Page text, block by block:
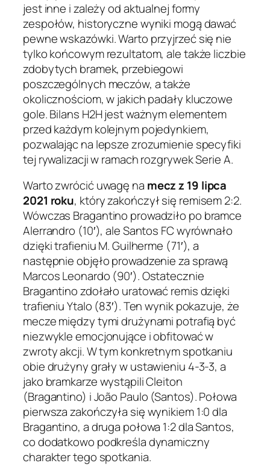
jest inne i zależy od aktualnej formy
zespołów, historyczne wyniki mogą dawać
pewne wskazówki. Warto przyjrzeć się nie
tylko końcowym rezultatom, ale także liczbie
zdobytych bramek, przebiegowi
poszczególnych meczów, a także
okolicznościom, w jakich padały kluczowe
gole. Bilans H2H jest ważnym elementem
przed każdym kolejnym pojedynkiem,
pozwalając na lepsze zrozumienie specyfiki
tej rywalizacji w ramach rozgrywek Serie A.
Warto zwrócić uwagę na mecz z 19 lipca
2021 roku, który zakończył się remisem 2:2.
Wówczas Bragantino prowadziło po bramce
Alerrandro (10′), ale Santos FC wyrównało
dzięki trafieniu M. Guilherme (71′), a
następnie objęło prowadzenie za sprawą
Marcos Leonardo (90′). Ostatecznie
Bragantino zdołało uratować remis dzięki
trafieniu Ytalo (83′). Ten wynik pokazuje, że
mecze między tymi drużynami potrafią być
niezwykle emocjonujące i obfitować w
zwroty akcji. W tym konkretnym spotkaniu
obie drużyny grały w ustawieniu 4-3-3, a
jako bramkarze wystąpili Cleiton
(Bragantino) i João Paulo (Santos). Połowa
pierwsza zakończyła się wynikiem 1:0 dla
Bragantino, a druga połowa 1:2 dla Santos,
co dodatkowo podkreśla dynamiczny
charakter tego spotkania.